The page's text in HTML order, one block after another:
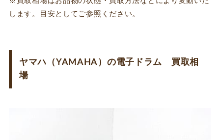
します。目安としてご参照ください。
ヤマハ（YAMAHA）の電子ドラム 買取相
場